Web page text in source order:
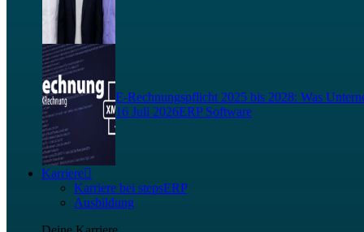
E-Rechnungspflicht 2025 bis 2028: Was
16 Juli 2026ERP Software
Karriere
Karriere bei stepsERP
Ausbildung